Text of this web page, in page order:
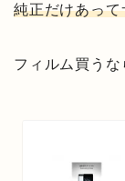
純正だけあっ
フィルム買うな